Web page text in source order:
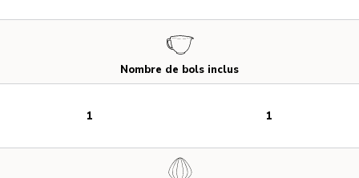
Nombre de bols inclus
1 1